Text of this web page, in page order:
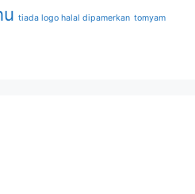
tiada logo halal dipamerkan tomyam